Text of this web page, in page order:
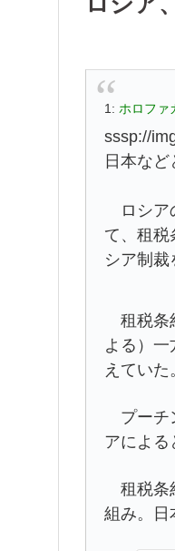
1: ホロファ
sssp://
日本な
ロシア
て、租税
シア制
租税条
よる）
えていた
プーチ
アによる
租税条
組み。日